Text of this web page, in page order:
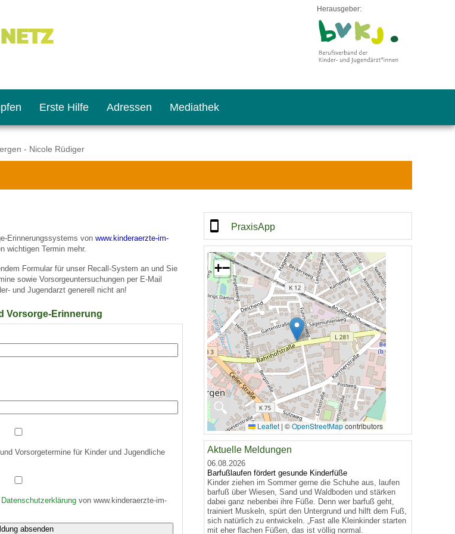
Herausgeber:
Erste Hilfe Adressen Mediathek
- Nicole Rüdiger
Erinnerungssystems von www.kinderaerzte-im-
wichtigen Termin mehr.
Formular für unser Recall-System an und Sie
sowie Vorsorgeuntersuchungen per E-Mail
und Jugendarzt generell nicht an!
Vorsorge-Erinnerung
Vorsorgetermine für Kinder und Jugendliche
Datenschutzerklärung von www.kinderaerzte-im-
PraxisApp
🔍
+−
Leaflet | ©OpenStreetMapcontributors
Aktuelle Meldungen
06.08.2026
Barfußlaufen fördert gesunde Kinderfüße
Kinder ziehen im Sommer gerne die Schuhe aus, laufen
barfuß über Wiesen, Sand und Waldboden und stärken
dabei ganz nebenbei ihre Füße. Denn wer barfuß geht,
trainiert Muskeln, spürt den Untergrund und hilft dem Fuß,
sich natürlich zu entwickeln. „Fast alle Kleinkinder starten
mit eher flachen Füßen, das ist völlig normal.